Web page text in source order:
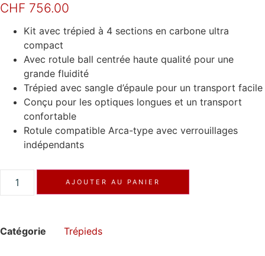
CHF 756.00
Kit avec trépied à 4 sections en carbone ultra
compact
Avec rotule ball centrée haute qualité pour une
grande fluidité
Trépied avec sangle d’épaule pour un transport facile
Conçu pour les optiques longues et un transport
confortable
Rotule compatible Arca-type avec verrouillages
indépendants
AJOUTER AU PANIER
Catégorie Trépieds